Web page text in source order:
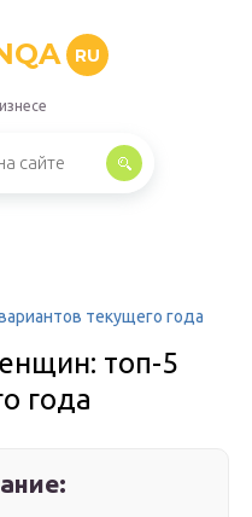
RU
текущего года
топ-5
года